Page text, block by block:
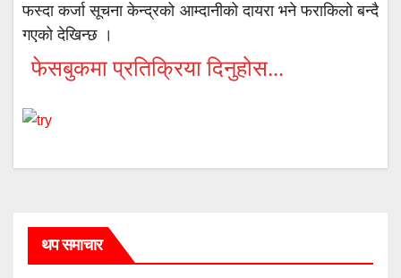
फस्दा कर्जा सूचना केन्द्रको आम्दानीको दायरा भने फराकिलो बन्दै
गएको देखिन्छ ।
फेसबुकमा प्रतिक्रिया दिनुहोस...
थप समाचार